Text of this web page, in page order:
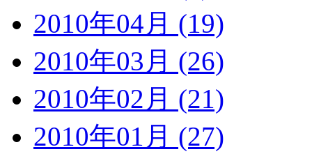
2010年04月 (19)
2010年03月 (26)
2010年02月 (21)
2010年01月 (27)